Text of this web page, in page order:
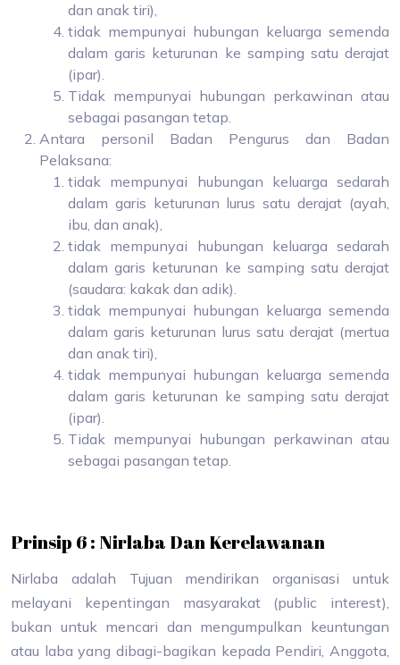
dan anak tiri),
tidak mempunyai hubungan keluarga semenda
dalam garis keturunan ke samping satu derajat
(ipar).
Tidak mempunyai hubungan perkawinan atau
sebagai pasangan tetap.
Antara personil Badan Pengurus dan Badan
Pelaksana:
tidak mempunyai hubungan keluarga sedarah
dalam garis keturunan lurus satu derajat (ayah,
ibu, dan anak),
tidak mempunyai hubungan keluarga sedarah
dalam garis keturunan ke samping satu derajat
(saudara: kakak dan adik).
tidak mempunyai hubungan keluarga semenda
dalam garis keturunan lurus satu derajat (mertua
dan anak tiri),
tidak mempunyai hubungan keluarga semenda
dalam garis keturunan ke samping satu derajat
(ipar).
Tidak mempunyai hubungan perkawinan atau
sebagai pasangan tetap.
Prinsip 6 : Nirlaba Dan Kerelawanan
Nirlaba adalah Tujuan mendirikan organisasi untuk
melayani kepentingan masyarakat (public interest),
bukan untuk mencari dan mengumpulkan keuntungan
atau laba yang dibagi-bagikan kepada Pendiri, Anggota,